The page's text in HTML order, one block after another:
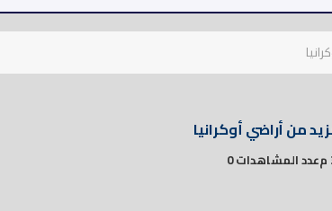
من أراضي أوكرانيا
عدد المشاهدات 0